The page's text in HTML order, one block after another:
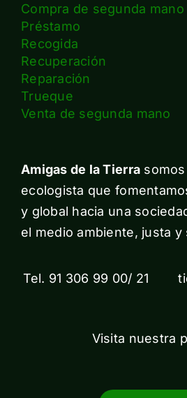
Compra de segunda mano
Préstamo
Recogida
Recuperación
Reparación
Trueque
Venta de segunda mano
Amigas de la Tierra
ecologista que
y global hacia una
el medio ambiente, justa y
Tel. 91 306 99 00/ 21
Visita nuestra